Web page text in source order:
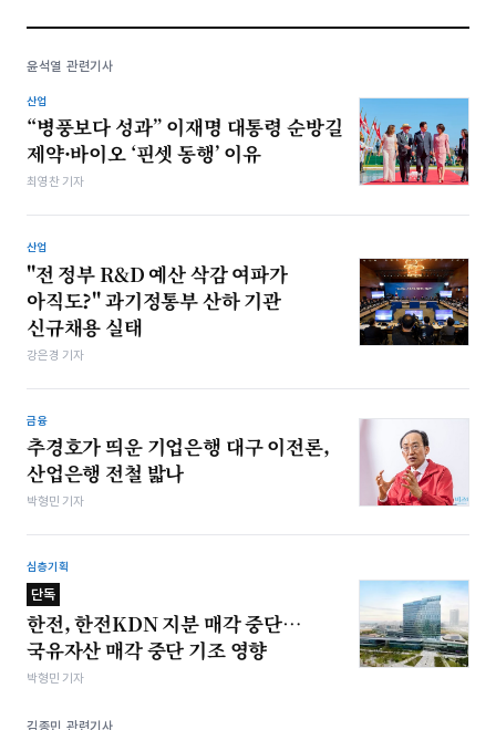
윤석열 관련기사
산업
“병풍보다 성과” 이재명 대통령 순방길
제약·바이오 ‘핀셋 동행’ 이유
최영찬 기자
산업
"전 정부 R&D 예산 삭감 여파가
아직도?" 과기정통부 산하 기관
신규채용 실태
강은경 기자
금융
추경호가 띄운 기업은행 대구 이전론,
산업은행 전철 밟나
박형민 기자
심층기획
단독
한전, 한전KDN 지분 매각 중단…
국유자산 매각 중단 기조 영향
박형민 기자
김종민 관련기사